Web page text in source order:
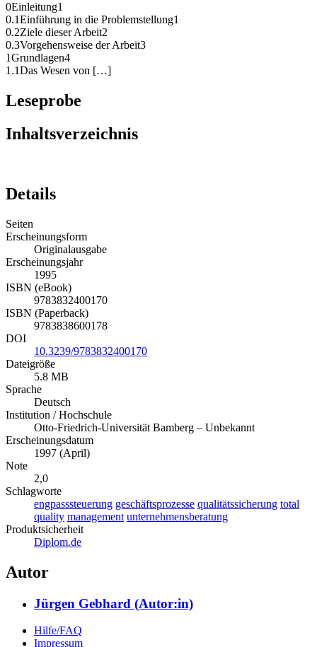
Inhaltsverzeichnis:Inhaltsverzeichnis:
0Einleitung1
0.1Einführung in die Problemstellung1
0.2Ziele dieser Arbeit2
0.3Vorgehensweise der Arbeit3
1Grundlagen4
Leseprobe
Seiten
Erscheinungsform
Originalausgabe
Erscheinungsjahr
1995
ISBN (eBook)
9783832400170
ISBN (Paperback)
10.3239/9783832400170
Dateigröße
5.8 MB
Sprache
Deutsch
Institution / Hochschule
Otto-Friedrich-Universität Bamberg – Unbekannt
Erscheinungsdatum
2,0
Schlagworte
engpasssteuerung geschäftsprozesse qualitätssicherung
quality management
Produktsicherheit
Jürgen Gebhard (Autor:in)
Hilfe/FAQ